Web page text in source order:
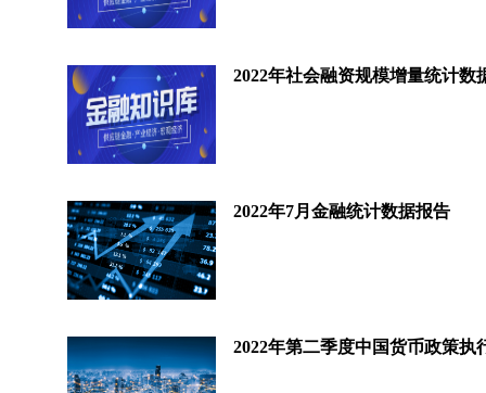
2022年社会融资规模增量统计数
2022年7月金融统计数据报告
2022年第二季度中国货币政策执